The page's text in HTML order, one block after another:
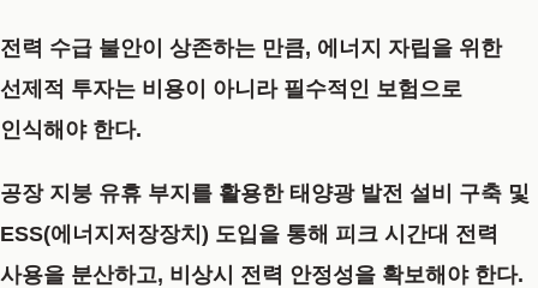
전력 수급 불안이 상존하는 만큼, 에너지 자립을 위한
선제적 투자는 비용이 아니라 필수적인 보험으로
인식해야 한다.
공장 지붕 유휴 부지를 활용한 태양광 발전 설비 구축 및
ESS(에너지저장장치) 도입을 통해 피크 시간대 전력
사용을 분산하고, 비상시 전력 안정성을 확보해야 한다.